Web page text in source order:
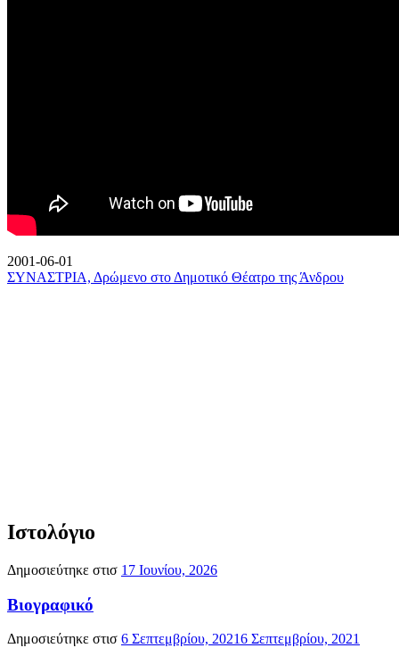
2001-06-01
ΣΥΝΑΣΤΡΙΑ, Δρώμενο στο Δημοτικό Θέατρο της Άνδρου
Ιστολόγιο
Δημοσιεύτηκε στισ 17 Ιουνίου, 2026
Βιογραφικό
Δημοσιεύτηκε στισ 6 Σεπτεμβρίου, 20216 Σεπτεμβρίου, 2021